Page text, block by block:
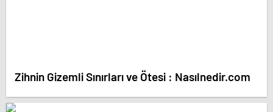
Zihnin Gizemli Sınırları ve Ötesi : Nasılnedir.com